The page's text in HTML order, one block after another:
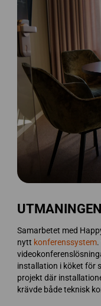
UTMANINGEN
Samarbetet med
nytt konferenssystem.
installation i köket för
projekt där
krävde både teknisk